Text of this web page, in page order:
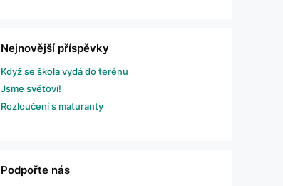
Nejnovější příspěvky
Když se škola vydá do terénu
Jsme světoví!
Rozloučení s maturanty
Podpořte nás